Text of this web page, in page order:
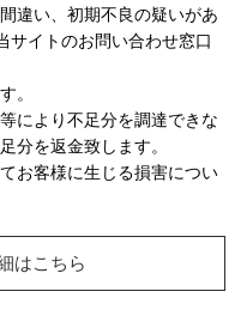
違い、初期不良の疑いがあ
サイトのお問い合わせ窓口
。
により不足分を調達できな
分を返金致します。
お客様に生じる損害につい
はこちら